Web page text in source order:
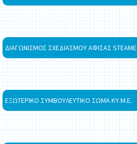
ΔΙΑΓΩΝΙΣΜΟΣ ΣΧΕΔΙΑΣΜΟΥ ΑΦΙΣΑΣ STEAME
ΕΞΩΤΕΡΙΚΟ ΣΥΜΒΟΥΛΕΥΤΙΚΟ ΣΩΜΑ ΚΥ.Μ.Ε.